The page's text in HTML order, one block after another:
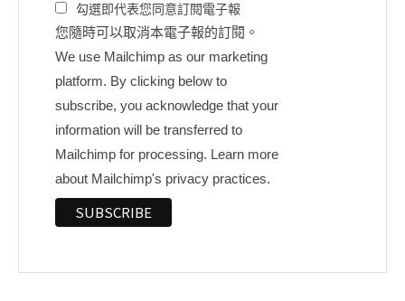
勾選即代表您同意訂閱電子報
您隨時可以取消本電子報的訂閱。
We use Mailchimp as our marketing
platform. By clicking below to
subscribe, you acknowledge that your
information will be transferred to
Mailchimp for processing. Learn more
about Mailchimp's privacy practices.